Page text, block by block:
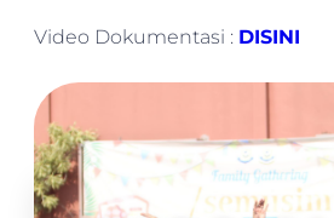
Video Dokumentasi : DISINI